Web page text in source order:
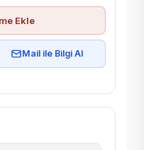
Ekle
Mail ile Bilgi Al